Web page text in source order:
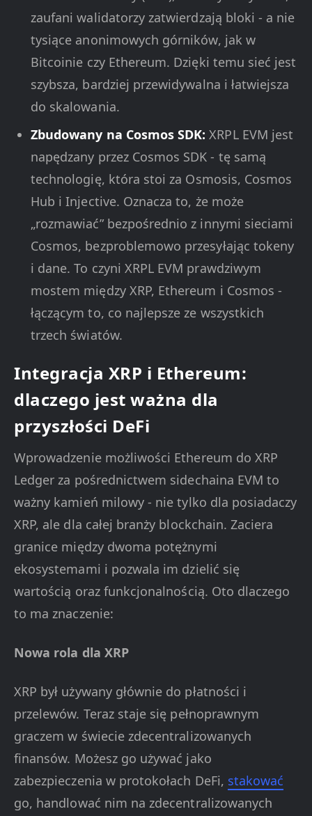
zaufani walidatorzy zatwierdzają bloki - a nie
tysiące anonimowych górników, jak w
Bitcoinie czy Ethereum. Dzięki temu sieć jest
szybsza, bardziej przewidywalna i łatwiejsza
do skalowania.
Zbudowany na Cosmos SDK: XRPL EVM jest
napędzany przez Cosmos SDK - tę samą
technologię, która stoi za Osmosis, Cosmos
Hub i Injective. Oznacza to, że może
„rozmawiać” bezpośrednio z innymi sieciami
Cosmos, bezproblemowo przesyłając tokeny
i dane. To czyni XRPL EVM prawdziwym
mostem między XRP, Ethereum i Cosmos -
łączącym to, co najlepsze ze wszystkich
trzech światów.
Integracja XRP i Ethereum:
dlaczego jest ważna dla
przyszłości DeFi
Wprowadzenie możliwości Ethereum do XRP
Ledger za pośrednictwem sidechaina EVM to
ważny kamień milowy - nie tylko dla posiadaczy
XRP, ale dla całej branży blockchain. Zaciera
granice między dwoma potężnymi
ekosystemami i pozwala im dzielić się
wartością oraz funkcjonalnością. Oto dlaczego
to ma znaczenie:
Nowa rola dla XRP
XRP był używany głównie do płatności i
przelewów. Teraz staje się pełnoprawnym
graczem w świecie zdecentralizowanych
finansów. Możesz go używać jako
zabezpieczenia w protokołach DeFi, stakować
go, handlować nim na zdecentralizowanych